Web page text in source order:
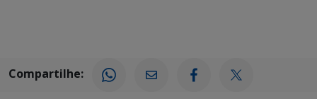
Compartilhe: